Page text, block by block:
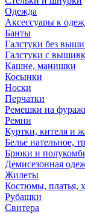
Одежда
Аксессуары к
Банты
Галстуки без
Галстуки с
Кашне, манишки
Косынки
Носки
Перчатки
Ремешки на
Ремни
Куртки, кителя и
Белье нательное,
Брюки и
Демисезонная
Жилеты
Костюмы, платья,
Рубашки
Свитера